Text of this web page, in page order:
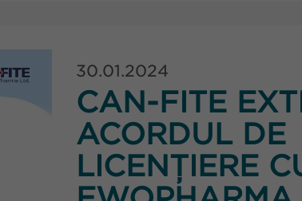
30.01.2024
CAN-FITE
ACORDUL DE
LICENȚIERE